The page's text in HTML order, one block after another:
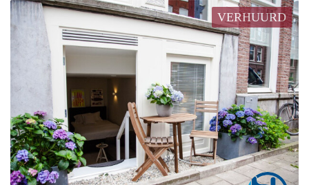
VERHUURD